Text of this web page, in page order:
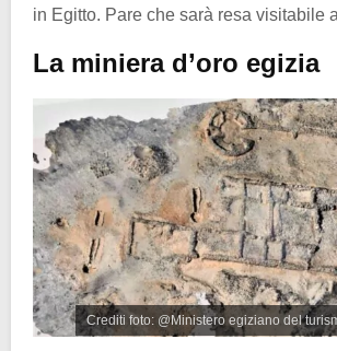
in Egitto. Pare che sarà resa visitabile
La miniera d’oro egizia
Crediti foto: @Ministero egiziano del